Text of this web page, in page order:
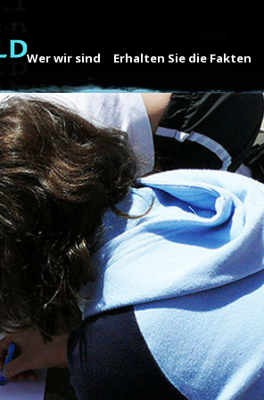
Wer wir sind Erhalten Sie die Fakten